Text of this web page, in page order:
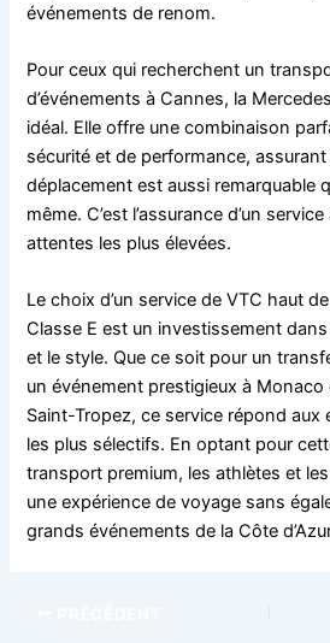
événements de renom.
Pour ceux qui recherchent un
d’événements à Cannes, la
idéal. Elle offre une combinaison
sécurité et de performance,
déplacement est aussi remarquable
même. C’est l’assurance d’un
attentes les plus élevées.
Le choix d’un service de VTC haut
Classe E est un investissement
et le style. Que ce soit pour un
un événement prestigieux à Monaco
Saint-Tropez, ce service répond aux
les plus sélectifs. En optant pour
transport premium, les athlètes et
une expérience de voyage sans
grands événements de la Côte